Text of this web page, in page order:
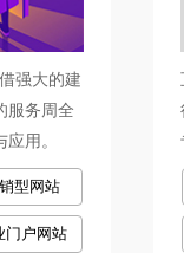
强大的建
服务周全
用。
型网站
门户网站